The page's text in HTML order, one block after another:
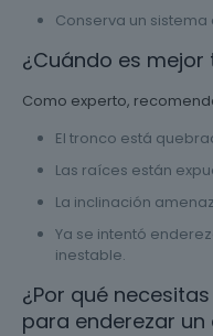
Conserva un
¿Cuándo es
Como experto,
El tronco está
Las raíces están
La inclinación
Ya se intentó
inestable.
¿Por qué
para enderezar un